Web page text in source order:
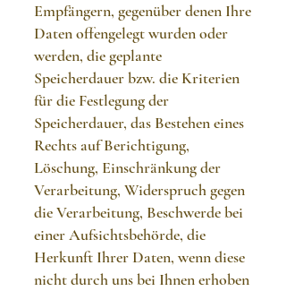
Empfängern, gegenüber denen Ihre
Daten offengelegt wurden oder
werden, die geplante
Speicherdauer bzw. die Kriterien
für die Festlegung der
Speicherdauer, das Bestehen eines
Rechts auf Berichtigung,
Löschung, Einschränkung der
Verarbeitung, Widerspruch gegen
die Verarbeitung, Beschwerde bei
einer Aufsichtsbehörde, die
Herkunft Ihrer Daten, wenn diese
nicht durch uns bei Ihnen erhoben